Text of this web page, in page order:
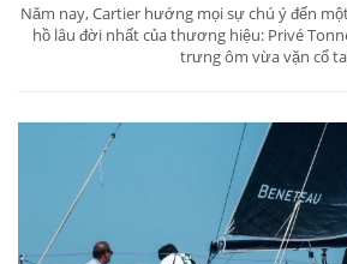
Năm nay, Cartier hướng mọi sự chú ý đến
hồ lâu đời nhất của thương hiệu: Privé
trưng ôm vừa vặn cổ